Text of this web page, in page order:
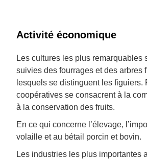
Activité économique
Les cultures les plus remarquables
suivies des fourrages et des arbres
lesquels se distinguent les figuiers.
coopératives se consacrent à la
à la conservation des fruits.
En ce qui concerne l’élevage,
volaille et au bétail porcin et bovin.
Les industries les plus importantes